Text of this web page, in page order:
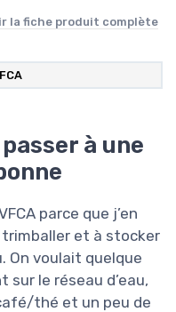
la fiche produit complète
à une
parce que j’en
trimballer et à stocker
On voulait quelque
le réseau d’eau,
thé et un peu de